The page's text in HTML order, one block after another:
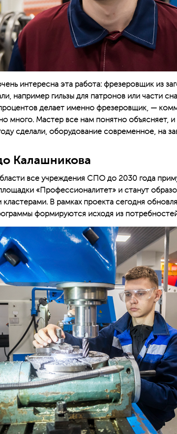
интересна эта работа: фрезеровщик из
например гильзы для патронов или части
делает именно фрезеровщик, —
много. Мастер все нам понятно объясняет,
сделали, оборудование современное, на
Калашникова
все учреждения СПО до 2030 года
«Профессионалитет» и станут
В рамках проекта сегодня
формируются исходя из